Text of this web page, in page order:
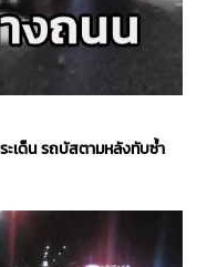
เด็น รถบัสตามหลังทับซ้ำ